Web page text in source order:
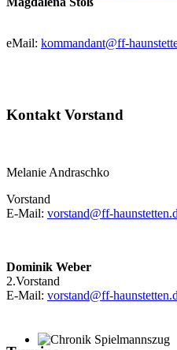
eMail: kommandant@ff-
Kontakt Vorstand
Melanie Andraschko
Vorstand
E-Mail: vorstand@ff-
Dominik Weber
2.Vorstand
E-Mail: vorstand@ff-